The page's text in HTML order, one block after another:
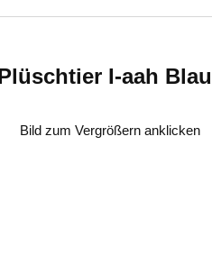
I-aah
Bild zum Vergrößern anklicken